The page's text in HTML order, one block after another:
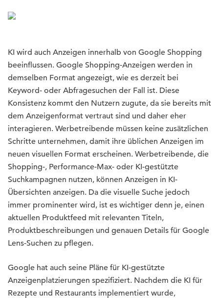
KI wird auch Anzeigen innerhalb von Google Shopping
beeinflussen. Google Shopping-Anzeigen werden in
demselben Format angezeigt, wie es derzeit bei
Keyword- oder Abfragesuchen der Fall ist. Diese
Konsistenz kommt den Nutzern zugute, da sie bereits mit
dem Anzeigenformat vertraut sind und daher eher
interagieren. Werbetreibende müssen keine zusätzlichen
Schritte unternehmen, damit ihre üblichen Anzeigen im
neuen visuellen Format erscheinen. Werbetreibende, die
Shopping-, Performance-Max- oder KI-gestützte
Suchkampagnen nutzen, können Anzeigen in KI-
Übersichten anzeigen. Da die visuelle Suche jedoch
immer prominenter wird, ist es wichtiger denn je, einen
aktuellen Produktfeed mit relevanten Titeln,
Produktbeschreibungen und genauen Details für Google
Lens-Suchen zu pflegen.
Google hat auch seine Pläne für KI-gestützte
Anzeigenplatzierungen spezifiziert. Nachdem die KI für
Rezepte und Restaurants implementiert wurde,